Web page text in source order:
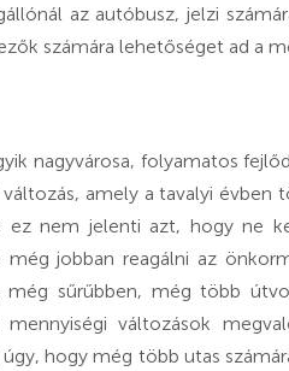
az autóbusz, jelzi
számára lehetőséget ad a
nagyvárosa, folyamatos
amely a tavalyi
ez nem jelenti azt, hogy ne
jobban reagálni az
sűrűbben, még több
változások
hogy még több utas